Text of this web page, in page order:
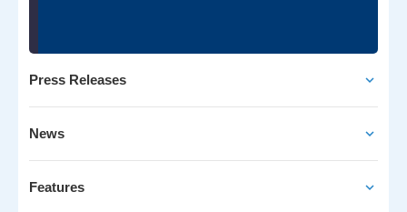
Press Releases
News
Features